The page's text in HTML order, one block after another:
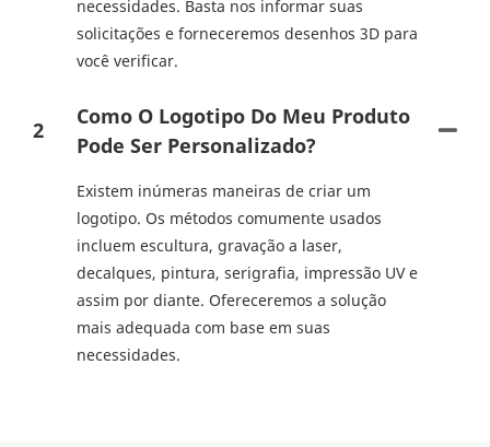
necessidades. Basta nos informar suas
solicitações e forneceremos desenhos 3D para
você verificar.
2
Como O Logotipo Do Meu Produto
Pode Ser Personalizado?
Existem inúmeras maneiras de criar um
logotipo. Os métodos comumente usados ​​
incluem escultura, gravação a laser,
decalques, pintura, serigrafia, impressão UV e
assim por diante. Ofereceremos a solução
mais adequada com base em suas
necessidades.